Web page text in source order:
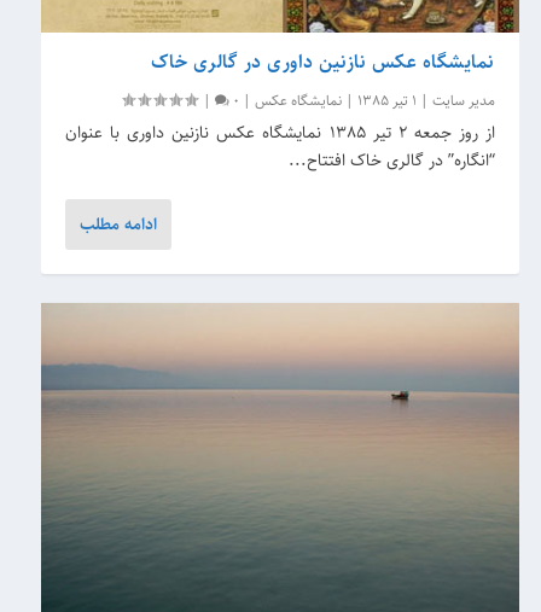
نمایشگاه عکس نازنین داوری در گالری خاک
مدیر سایت | 1 تیر 1385 |نمایشگاه عکس |
0
|
از روز جمعه 2 تیر 1385 نمایشگاه عکس نازنین داوری با عنوان
“انگاره” در گالری خاک افتتاح...
ادامه مطلب